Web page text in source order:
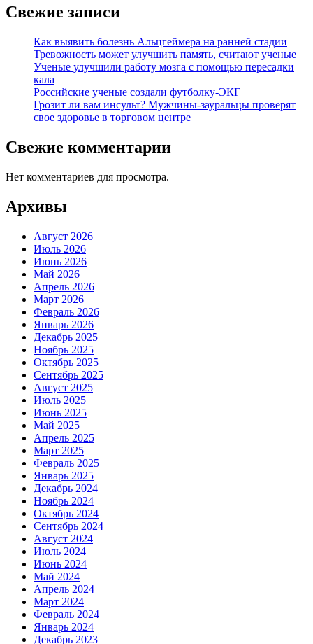
Свежие записи
Как выявить болезнь Альцгеймера на ранней стадии
Тревожность может улучшить память, считают ученые
Ученые улучшили работу мозга с помощью пересадки
кала
Российские ученые создали футболку-ЭКГ
Грозит ли вам инсульт? Мужчины-зауральцы проверят
свое здоровье в торговом центре
Свежие комментарии
Нет комментариев для просмотра.
Архивы
Август 2026
Июль 2026
Июнь 2026
Май 2026
Апрель 2026
Март 2026
Февраль 2026
Январь 2026
Декабрь 2025
Ноябрь 2025
Октябрь 2025
Сентябрь 2025
Август 2025
Июль 2025
Июнь 2025
Май 2025
Апрель 2025
Март 2025
Февраль 2025
Январь 2025
Декабрь 2024
Ноябрь 2024
Октябрь 2024
Сентябрь 2024
Август 2024
Июль 2024
Июнь 2024
Май 2024
Апрель 2024
Март 2024
Февраль 2024
Январь 2024
Декабрь 2023